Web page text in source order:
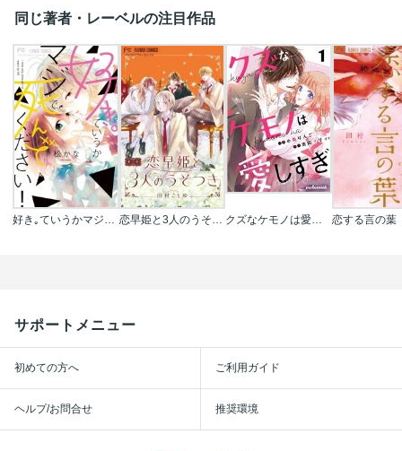
同じ著者・レーベルの注目作品
好き｡ていうかマジで死んでください! 恋早姫と3人のうそつき【マイクロ】 クズなケモノは愛しすぎ 恋する言の葉
サポートメニュー
初めての方へ ご利用ガイド
ヘルプ/お問合せ 推奨環境